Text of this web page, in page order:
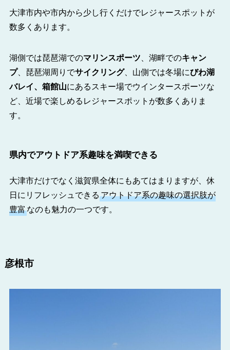
大津市内や市内から少し行くだけでレジャースポットが
数多くあります。
湖側では琵琶湖でのマリンスポーツ、湖畔でのキャン
プ、琵琶湖周りでサイクリング、山側では冬場にびわ湖
バレイ、箱館山にあるスキー場でウインタースポーツな
ど、近場で楽しめるレジャースポットが数多くありま
す。
県内でアウトドア系趣味を満喫できる
大津市だけでなく滋賀県全体にもあてはまりますが、休
日にリフレッシュできるアウトドア系の趣味の選択肢が
豊富なのも魅力の一つです。
彦根市